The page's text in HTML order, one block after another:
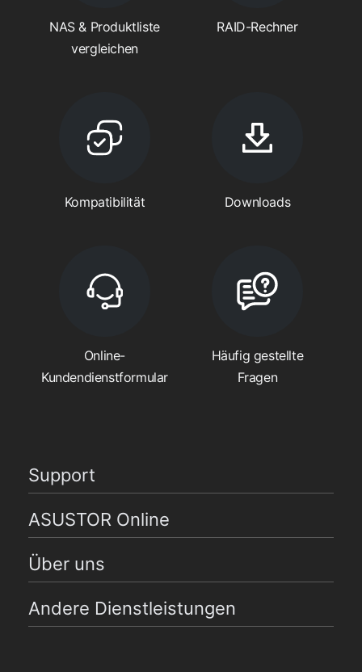
NAS & Produktliste
vergleichen
RAID-Rechner
Kompatibilität Downloads
Online-
Kundendienstformular
Häufig gestellte
Fragen
Support
ASUSTOR Online
Über uns
Andere Dienstleistungen